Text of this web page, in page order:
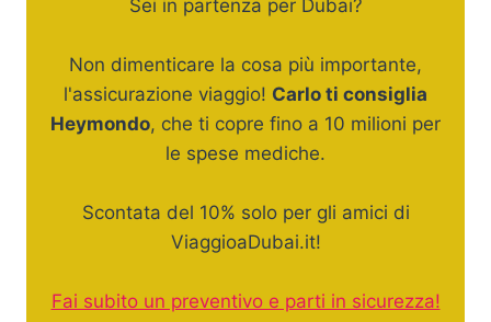
Sei in partenza per Dubai?
Non dimenticare la cosa più importante,
l'assicurazione viaggio! Carlo ti consiglia
Heymondo, che ti copre fino a 10 milioni per
le spese mediche.
Scontata del 10% solo per gli amici di
ViaggioaDubai.it!
Fai subito un preventivo e parti in sicurezza!